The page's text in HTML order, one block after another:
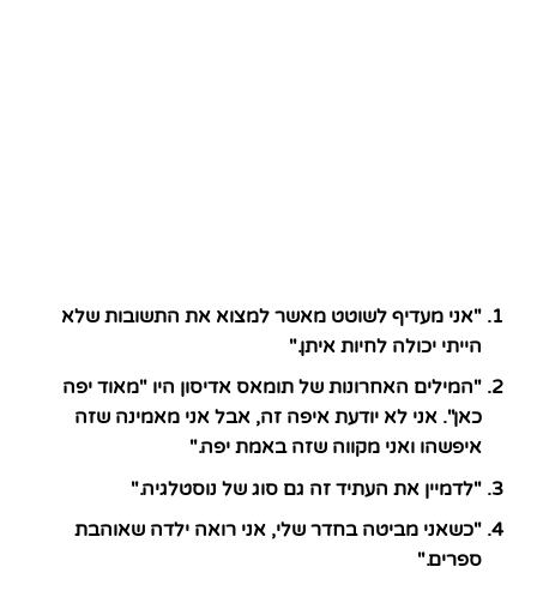
"אני מעדיף לשוטט מאשר למצוא את התשובות שלא
הייתי יכולה לחיות איתן."
"המילים האחרונות של תומאס אדיסון היו "מאוד יפה
כאן". אני לא יודעת איפה זה, אבל אני מאמינה שזה
איפשהו ואני מקווה שזה באמת יפה."
"לדמיין את העתיד זה גם סוג של נוסטלגיה."
"כשאני מביטה בחדר שלי, אני רואה ילדה שאוהבת
ספרים."